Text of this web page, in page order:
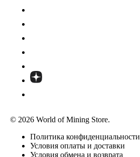
© 2026 World of Mining Store.
Политика конфиденциальности
Условия оплаты и доставки
Условия обмена и возврата